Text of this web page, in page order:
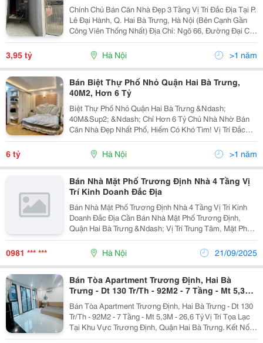
Chính Chủ Bán Căn Nhà Đẹp 3 Tầng Vị Trí Đắc Địa Tại P.
Lê Đại Hành, Q. Hai Bà Trưng, Hà Nội (Bên Cạnh Gần
Công Viên Thống Nhất) Địa Chỉ: Ngõ 66, Đường Đại Cồ
Việt, Phường Lê Đại Hành, Quận Hai Bà Trưng, Hà Nội
Diện Tích: 20M2 Giá Bán: 3 Tỷ 950Tr...
3,95 tỷ Hà Nội >1 năm
Bán Biệt Thự Phố Nhỏ Quận Hai Bà Trưng,
40M2, Hơn 6 Tỷ
Biệt Thự Phố Nhỏ Quận Hai Bà Trưng &Ndash;
40M&Sup2; &Ndash; Chỉ Hơn 6 Tỷ Chủ Nhà Nhờ Bán
Căn Nhà Đẹp Nhất Phố, Hiếm Có Khó Tìm! Vị Trí Đắc
Địa: Khu Vực Trần Khát Chân &Ndash; Lò Đúc - Kim
Ngưu, Gần Trung Tâm Hoàn Kiếm. Diện Tích
40M&Sup2;, Xây...
6 tỷ Hà Nội >1 năm
Bán Nhà Mặt Phố Trương Định Nhà 4 Tầng Vị
Trí Kinh Doanh Đắc Địa
Bán Nhà Mặt Phố Trương Định Nhà 4 Tầng Vị Trí Kinh
Doanh Đắc Địa Cần Bán Nhà Mặt Phố Trương Định,
Quận Hai Bà Trưng &Ndash; Vị Trí Trung Tâm, Mặt Phố
Lớn, Vỉa Hè Rộng, Kinh Doanh Cực Tốt. &Ndash; Diện
Tích: 43M&Sup2;, Mặt Tiền Rộng Đẹp, Nhà Xây 4...
0981 *** *** Hà Nội 21/09/2025
Bán Tòa Apartment Trương Định, Hai Bà
Trưng - Dt 130 Tr/Th - 92M2 - 7 Tầng - Mt 5,3M -
26,6 Tỷ
Bán Tòa Apartment Trương Định, Hai Bà Trưng - Dt 130
Tr/Th - 92M2 - 7 Tầng - Mt 5,3M - 26,6 Tỷ Vị Trí Tọa Lạc
Tại Khu Vực Trương Định, Quận Hai Bà Trưng. Kết Nối
Thuận Tiện Trương Định, Đại La, Minh Khai Và Các